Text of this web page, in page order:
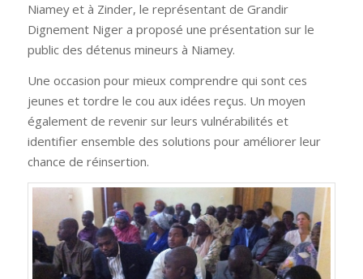
Niamey et à Zinder, le représentant de Grandir
Dignement Niger a proposé une présentation sur le
public des détenus mineurs à Niamey.
Une occasion pour mieux comprendre qui sont ces
jeunes et tordre le cou aux idées reçus. Un moyen
également de revenir sur leurs vulnérabilités et
identifier ensemble des solutions pour améliorer leur
chance de réinsertion.